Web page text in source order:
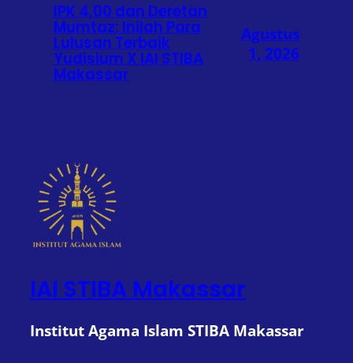
IPK 4,00 dan Deretan
Mumtaz: Inilah Para
Lulusan Terbaik
Yudisium X IAI STIBA
Makassar
Agustus
1, 2026
IAI STIBA Makassar
Institut Agama Islam STIBA Makassar